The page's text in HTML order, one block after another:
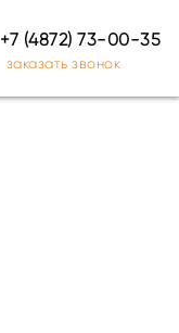
+7 (4872) 73-00-35
заказать звонок